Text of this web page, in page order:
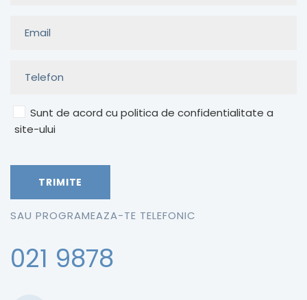
Sunt de acord cu politica de confidentialitate a
site-ului
SAU PROGRAMEAZA-TE TELEFONIC
021 9878